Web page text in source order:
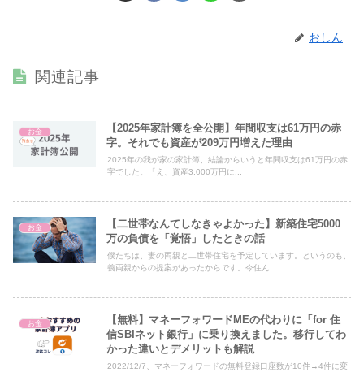
おしん
関連記事
お金
【2025年家計簿を全公開】年間収支は61万円の赤
字。それでも資産が209万円増えた理由
2025年の我が家の家計簿、結論からいうと年間収支は61万円の赤
字でした。「え、資産3,000万円に...
お金
【二世帯なんてしなきゃよかった】新築住宅5000
万の負債を「覚悟」したときの話
僕たちは、妻の両親と二世帯住宅を予定しています。というのも、
義両親からの提案があったからです。今住ん...
お金
【無料】マネーフォワードMEの代わりに「for 住
信SBIネット銀行」に乗り換えました。移行してわ
かった違いとデメリットも解説
2022/12/7、マネーフォワードの無料登録口座数が10件→4件に変